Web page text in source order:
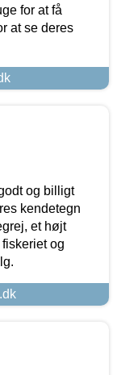
for at få
at se deres
og billigt
kendetegn
et højt
og